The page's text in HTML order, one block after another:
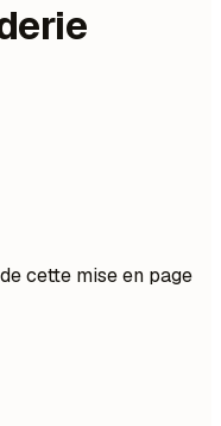
cette mise en page